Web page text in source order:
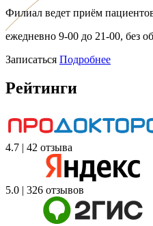
Филиал ведет приём
ежедневно 9-00 до 21-00, без
Записаться Подробнее
Рейтинги
4.7 | 42 отзыва
5.0 | 326 отзывов